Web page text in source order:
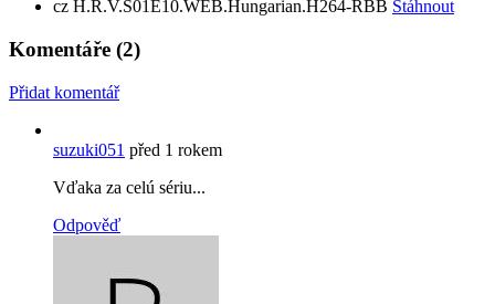
cz H.R.V.S01E10.WEB.Hungarian.H264-RBB Stáhnout
Komentáře (2)
Přidat komentář
suzuki051 před 1 rokem
Vďaka za celú sériu...
Odpověď